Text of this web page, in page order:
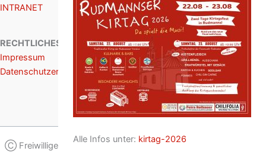
INTRANET
RECHTLICHES
Impressum
Datenschutzerklärung
Ⓒ Freiwillige Feuerwehr Rudmanns / Design: Stefan Grünstäudl
Alle Infos unter: kirtag-2026